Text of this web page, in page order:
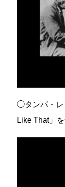
◯タンパ・レ
Like That」を